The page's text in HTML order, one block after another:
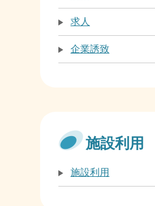
求人
企業誘致
施設利用
施設利用